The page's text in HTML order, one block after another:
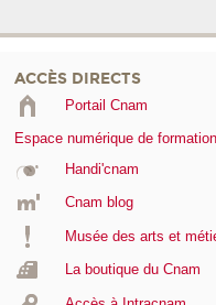
ACCÈS DIRECTS
Portail Cnam
Espace numérique de formation
Handi'cnam
Cnam blog
Musée des arts et
La boutique du Cnam